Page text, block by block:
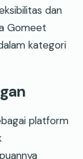
dan
Gomeet
kategori
platform